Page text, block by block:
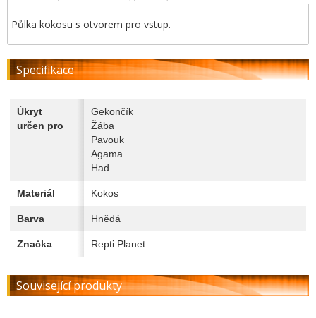
Půlka kokosu s otvorem pro vstup.
Specifikace
Úkryt
určen pro
Gekončík
Žába
Pavouk
Agama
Had
Materiál Kokos
Barva Hnědá
Značka Repti Planet
Související produkty